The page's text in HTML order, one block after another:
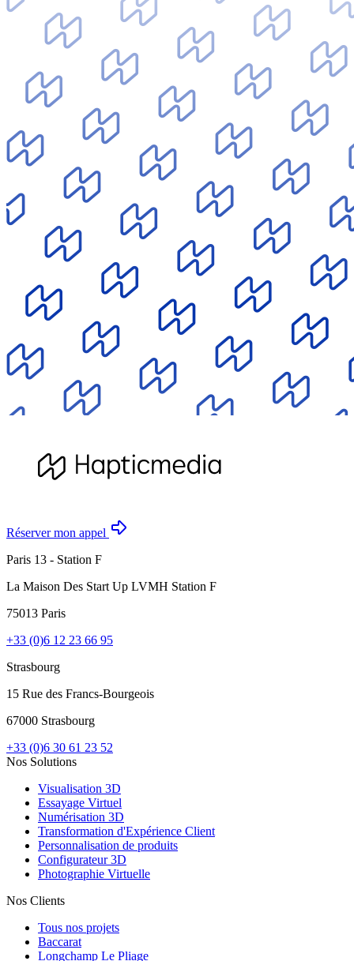
Réserver mon appel
Paris 13 - Station F
La Maison Des Start Up LVMH Station F
75013 Paris
+33 (0)6 12 23 66 95
Strasbourg
15 Rue des Francs-Bourgeois
67000 Strasbourg
+33 (0)6 30 61 23 52
Nos Solutions
Visualisation 3D
Essayage Virtuel
Numérisation 3D
Transformation d'Expérience Client
Personnalisation de produits
Configurateur 3D
Photographie Virtuelle
Nos Clients
Tous nos projets
Baccarat
Longchamp Le Pliage